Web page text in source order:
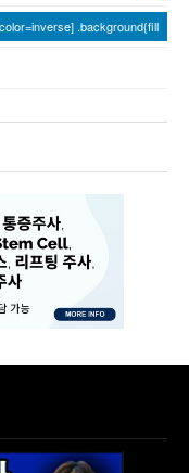
.background{fill